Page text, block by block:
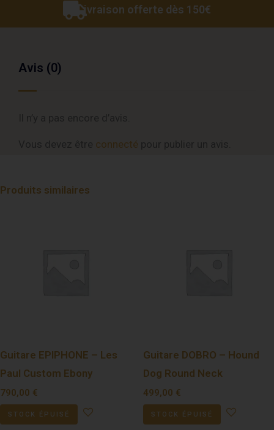
Livraison offerte dès 150€
Avis (0)
connecté
Produits similaires
Guitare EPIPHONE – Les
Paul Custom Ebony
790,00 €
STOCK ÉPUISÉ
Guitare DOBRO – Hound
Dog Round Neck
499,00 €
STOCK ÉPUISÉ